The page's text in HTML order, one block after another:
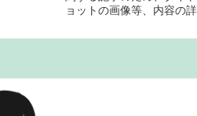
ョットの画像等、内容の